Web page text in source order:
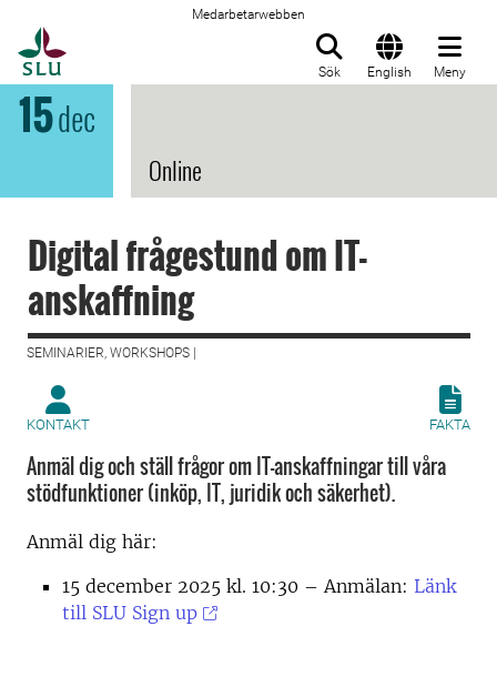
Medarbetarwebben
Sök English Meny
15dec
Online
Digital frågestund om IT-
anskaffning
SEMINARIER, WORKSHOPS |
KONTAKT FAKTA
Anmäl dig och ställ frågor om IT-anskaffningar till våra
stödfunktioner (inköp, IT, juridik och säkerhet).
Anmäl dig här:
15 december 2025 kl. 10:30 – Anmälan: Länk
till SLU Sign up